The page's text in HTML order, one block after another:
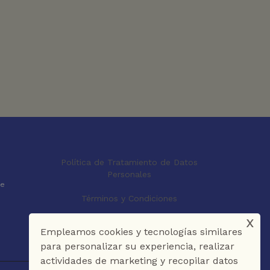
Política de Tratamiento de Datos
Personales
Términos y Condiciones
Empleamos cookies y tecnologías similares
para personalizar su experiencia, realizar
actividades de marketing y recopilar datos
x